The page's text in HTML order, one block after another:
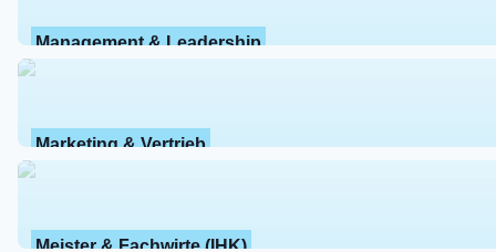
Management & Leadership
Marketing & Vertrieb
Meister & Fachwirte (IHK)